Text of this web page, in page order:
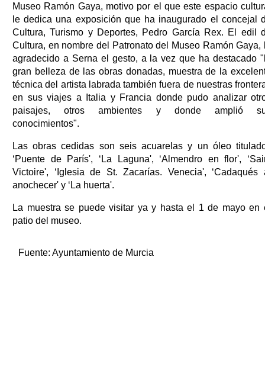
Museo Ramón Gaya, motivo por el que este espacio
le dedica una exposición que ha inaugurado el concejal
Cultura, Turismo y Deportes, Pedro García Rex. El edil
Cultura, en nombre del Patronato del Museo Ramón Gaya,
agradecido a Serna el gesto, a la vez que ha destacado
gran belleza de las obras donadas, muestra de la
técnica del artista labrada también fuera de nuestras
en sus viajes a Italia y Francia donde pudo analizar
paisajes, otros ambientes y donde amplió
conocimientos".
Las obras cedidas son seis acuarelas y un óleo
‘Puente de París', ‘La Laguna', ‘Almendro en flor',
Victoire', ‘Iglesia de St. Zacarías. Venecia', ‘Cadaqués
anochecer' y ‘La huerta'.
La muestra se puede visitar ya y hasta el 1 de mayo en
patio del museo.
Fuente: Ayuntamiento de Murcia